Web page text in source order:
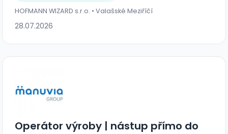
HOFMANN WIZARD s.r.o. • Valašské Meziříčí
28.07.2026
Operátor výroby | nástup přímo do